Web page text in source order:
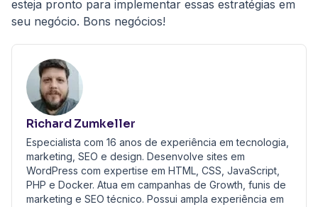
esteja pronto para implementar essas estratégias em
seu negócio. Bons negócios!
Richard Zumkeller
Especialista com 16 anos de experiência em tecnologia,
marketing, SEO e design. Desenvolve sites em
WordPress com expertise em HTML, CSS, JavaScript,
PHP e Docker. Atua em campanhas de Growth, funis de
marketing e SEO técnico. Possui ampla experiência em